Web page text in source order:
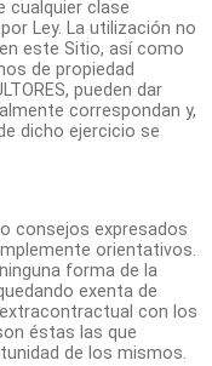
cualquier clase
Ley. La utilización no
este Sitio, así como
de propiedad
pueden dar
correspondan y,
dicho ejercicio se
consejos expresados
orientativos.
ninguna forma de la
exenta de
con los
éstas las que
de los mismos.